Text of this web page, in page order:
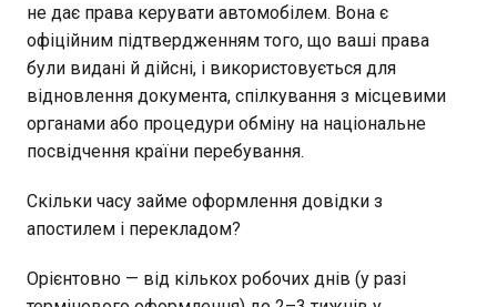
не дає права керувати автомобілем. Вона є
офіційним підтвердженням того, що ваші права
були видані й дійсні, і використовується для
відновлення документа, спілкування з місцевими
органами або процедури обміну на національне
посвідчення країни перебування.
Скільки часу займе оформлення довідки з
апостилем і перекладом?
Орієнтовно — від кількох робочих днів (у разі